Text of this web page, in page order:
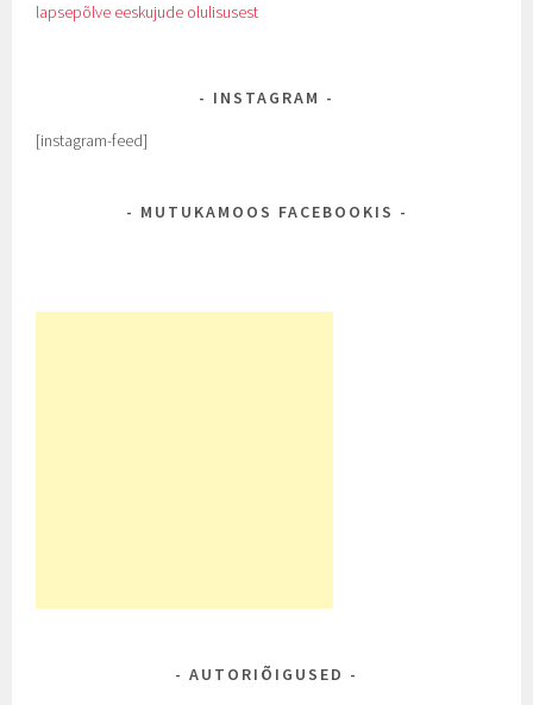
lapsepõlve eeskujude olulisusest
INSTAGRAM
[instagram-feed]
MUTUKAMOOS FACEBOOKIS
AUTORIÕIGUSED